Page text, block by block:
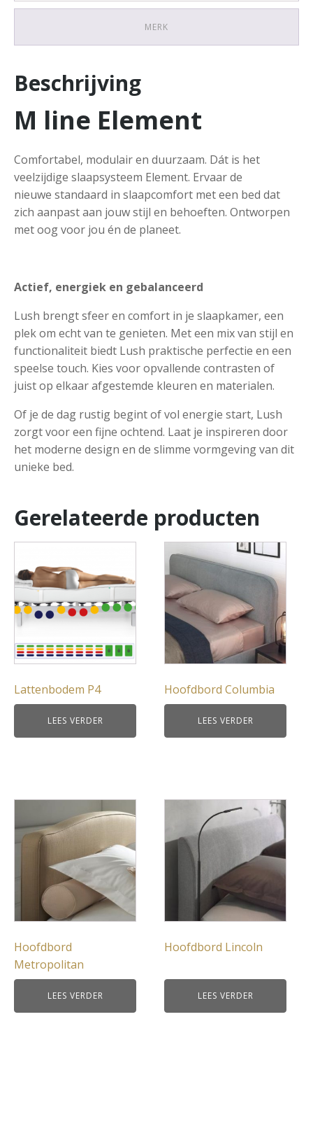
MERK
Beschrijving
M line Element
Comfortabel, modulair en duurzaam. Dát is het
veelzijdige slaapsysteem Element. Ervaar de
nieuwe standaard in slaapcomfort met een bed dat
zich aanpast aan jouw stijl en behoeften. Ontworpen
met oog voor jou én de planeet.
Actief, energiek en gebalanceerd
Lush brengt sfeer en comfort in je slaapkamer, een
plek om echt van te genieten. Met een mix van stijl en
functionaliteit biedt Lush praktische perfectie en een
speelse touch. Kies voor opvallende contrasten of
juist op elkaar afgestemde kleuren en materialen.
Of je de dag rustig begint of vol energie start, Lush
zorgt voor een fijne ochtend. Laat je inspireren door
het moderne design en de slimme vormgeving van dit
unieke bed.
Gerelateerde producten
Lattenbodem P4
LEES VERDER
Hoofdbord Columbia
LEES VERDER
Hoofdbord
Metropolitan
LEES VERDER
Hoofdbord Lincoln
LEES VERDER